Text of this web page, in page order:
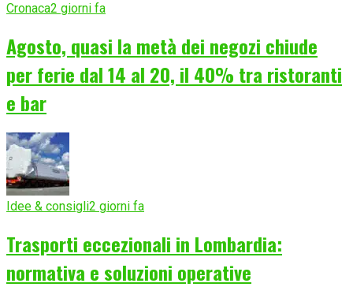
Cronaca2 giorni fa
Agosto, quasi la metà dei negozi chiude
per ferie dal 14 al 20, il 40% tra ristoranti
e bar
Idee & consigli2 giorni fa
Trasporti eccezionali in Lombardia:
normativa e soluzioni operative